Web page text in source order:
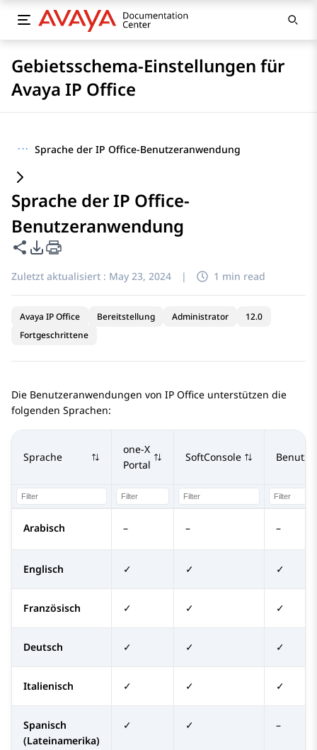
Gebietsschema-Einstellungen für
Avaya IP Office
··· Sprache der IP Office-Benutzeranwendung
Sprache der IP Office-
Benutzeranwendung
Diese Seite teilen
PDF-Exportoptionen
Zuletzt aktualisiert : May 23, 2024 | 1 min read
Avaya IP Office Bereitstellung Administrator
12.0
Fortgeschrittene
Die Benutzeranwendungen von IP Office unterstützen die
folgenden Sprachen:
Sprache
one-X
Portal
SoftConsole
Arabisch – – –
Englisch ✓ ✓ ✓
Französisch ✓ ✓ ✓
Deutsch ✓ ✓ ✓
Italienisch ✓ ✓ ✓
Spanisch
(Lateinamerika)
✓ ✓ –